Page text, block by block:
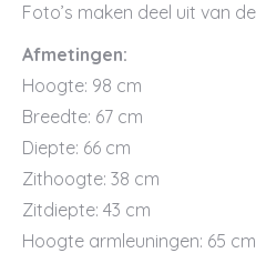
Foto’s maken deel uit van
Afmetingen:
Hoogte: 98 cm
Breedte: 67 cm
Diepte: 66 cm
Zithoogte: 38 cm
Zitdiepte: 43 cm
Hoogte armleuningen: 65 cm